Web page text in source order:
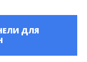
ДЛЯ